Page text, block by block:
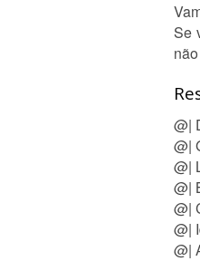
Se
@|
@|
@|
@|
@|
@|
@|